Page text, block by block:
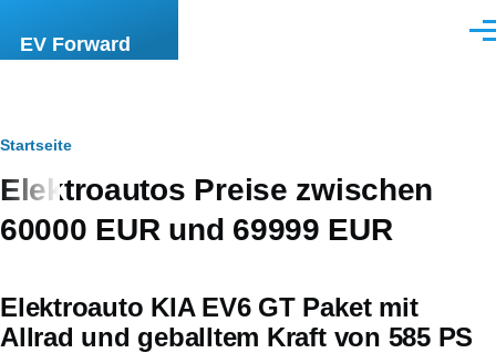
EV Forward
Pfadnavigation
Startseite
Elektroautos Preise zwischen
60000 EUR und 69999 EUR
Elektroauto KIA EV6 GT Paket mit
Allrad und geballtem Kraft von 585 PS